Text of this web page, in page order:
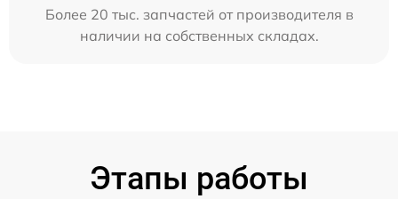
Более 20 тыс. запчастей от производителя в
наличии на собственных складах.
Этапы работы